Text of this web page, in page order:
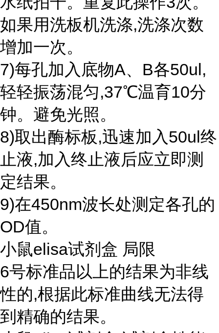
如果用洗板机洗涤,洗涤次数
增加一次。
7)每孔加入底物A、B各50ul,
轻轻振荡混匀,37℃温育10分
钟。避免光照。
8)取出酶标板,迅速加入50ul终
止液,加入终止液后应立即测
定结果。
9)在450nm波长处测定各孔的
OD值。
小鼠elisa试剂盒 局限
6号标准品以上的结果为非线
性的,根据此标准曲线无法得
到精确的结果。